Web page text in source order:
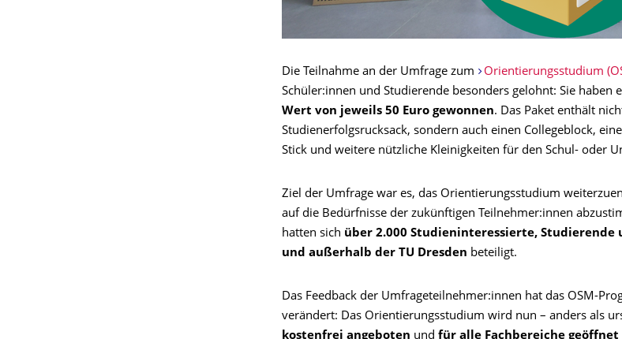
Die Teilnahme an der Umfrage zum Orientierungsstudium
Schüler:innen und Studierende besonders gelohnt: Sie haben
Wert von jeweils 50 Euro gewonnen. Das Paket enthält
Studienerfolgsrucksack, sondern auch einen Collegeblock,
Stick und weitere nützliche Kleinigkeiten für den Schul- oder
Ziel der Umfrage war es, das Orientierungsstudium
auf die Bedürfnisse der zukünftigen Teilnehmer:innen
hatten sich über 2.000 Studieninteressierte, Studierende
und außerhalb der TU Dresden beteiligt.
Das Feedback der Umfrageteilnehmer:innen hat das OSM-
verändert: Das Orientierungsstudium wird nun – anders als
kostenfrei angeboten und für alle Fachbereiche geöffnet